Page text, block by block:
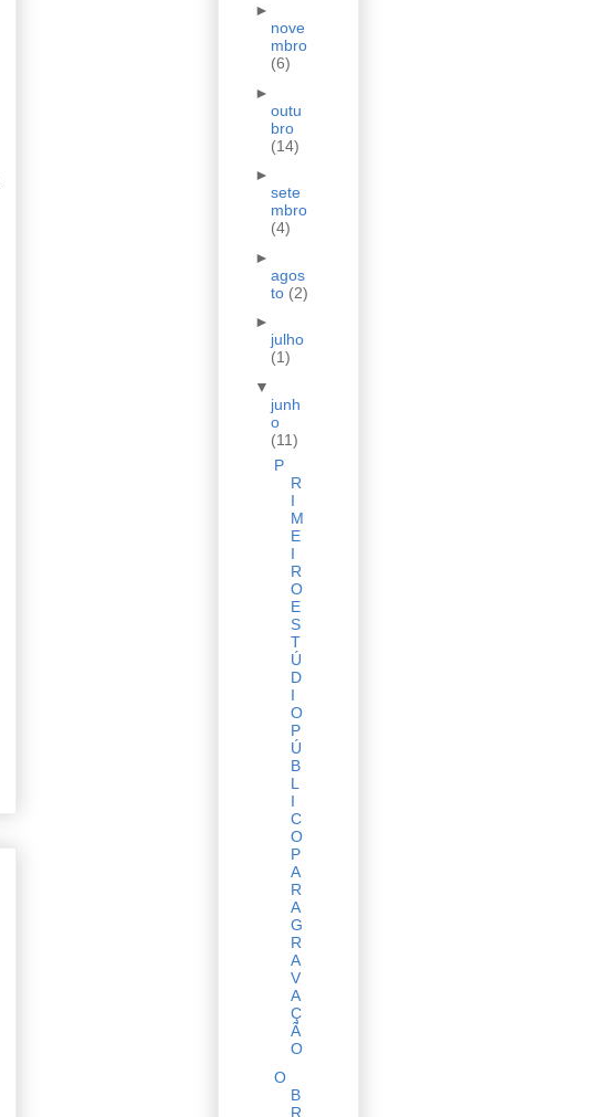
►
nove
mbro
(6)
►
outu
bro
(14)
►
sete
mbro
(4)
►
agos
to (2)
►
julho
(1)
▼
junh
o
(11)
P
R
I
M
E
I
R
O
E
S
T
Ú
D
I
O
P
Ú
B
L
I
C
O
P
A
R
A
G
R
A
V
A
Ç
Ã
O
O
B
R